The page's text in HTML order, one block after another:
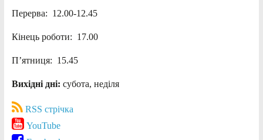
Перерва: 12.00-12.45
Кінець роботи: 17.00
П’ятниця: 15.45
Вихідні дні: субота, неділя
RSS стрічка
YouTube